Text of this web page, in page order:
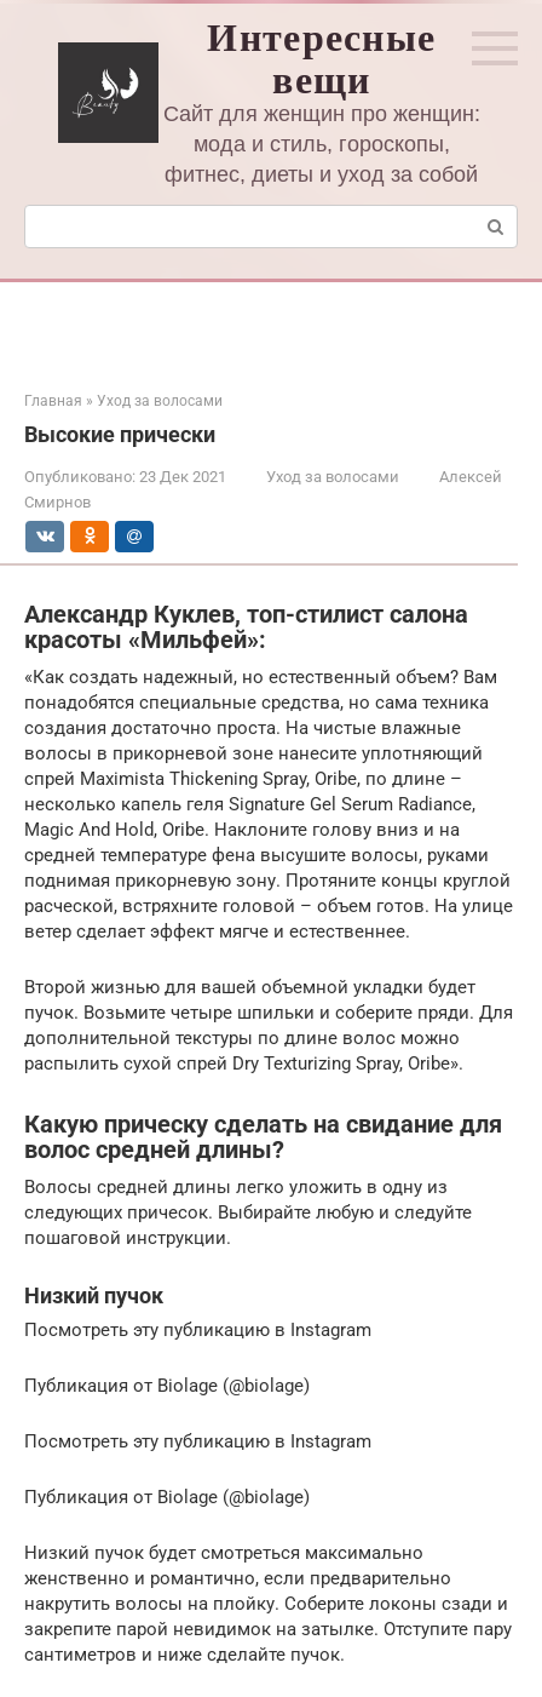
Интересные
вещи
Сайт для женщин про женщин:
мода и стиль, гороскопы,
фитнес, диеты и уход за собой
Поиск:
Главная » Уход за волосами
Высокие прически
Опубликовано: 23 Дек 2021 Уход за волосами
Алексей
Смирнов
Александр Куклев, топ-стилист салона
красоты «Мильфей»:
«Как создать надежный, но естественный объем? Вам
понадобятся специальные средства, но сама техника
создания достаточно проста. На чистые влажные
волосы в прикорневой зоне нанесите уплотняющий
спрей Maximista Thickening Spray, Oribe, по длине –
несколько капель геля Signature Gel Serum Radiance,
Magic And Hold, Oribe. Наклоните голову вниз и на
средней температуре фена высушите волосы, руками
поднимая прикорневую зону. Протяните концы круглой
расческой, встряхните головой – объем готов. На улице
ветер сделает эффект мягче и естественнее.
Второй жизнью для вашей объемной укладки будет
пучок. Возьмите четыре шпильки и соберите пряди. Для
дополнительной текстуры по длине волос можно
распылить сухой спрей Dry Texturizing Spray, Oribe».
Какую прическу сделать на свидание для
волос средней длины?
Волосы средней длины легко уложить в одну из
следующих причесок. Выбирайте любую и следуйте
пошаговой инструкции.
Низкий пучок
Посмотреть эту публикацию в Instagram
Публикация от Biolage (@biolage)
Посмотреть эту публикацию в Instagram
Публикация от Biolage (@biolage)
Низкий пучок будет смотреться максимально
женственно и романтично, если предварительно
накрутить волосы на плойку. Соберите локоны сзади и
закрепите парой невидимок на затылке. Отступите пару
сантиметров и ниже сделайте пучок.